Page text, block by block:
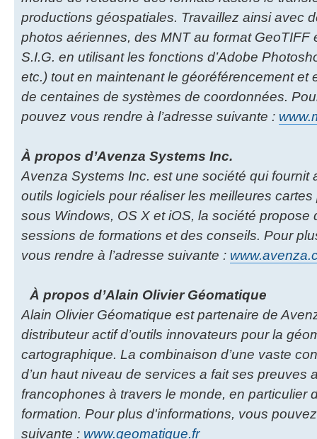
productions géospatiales. Travaillez ainsi avec
photos aériennes, des MNT au format
S.I.G. en utilisant les fonctions d’Adobe
etc.) tout en maintenant le géoréférencement et
de centaines de systèmes de coordonnées.
pouvez vous rendre à l’adresse suivante :
À propos d’Avenza Systems Inc.
Avenza Systems Inc. est une société qui
outils logiciels pour réaliser les meilleures
sous Windows, OS X et iOS, la société
sessions de formations et des conseils. Pour
vous rendre à l’adresse suivante :
À propos d’Alain Olivier Géomatique
Alain Olivier Géomatique est partenaire de
distributeur actif d’outils innovateurs pour la
cartographique. La combinaison d’une vaste
d’un haut niveau de services a fait ses preuves
francophones à travers le monde, en particulier
formation. Pour plus d'informations, vous
suivante : www.geomatique.fr